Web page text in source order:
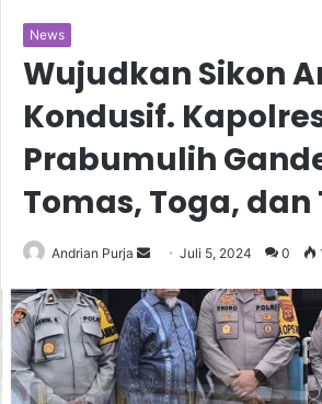
News
Wujudkan Sikon
Kondusif.
Prabumulih
Tomas, Toga, dan
Andrian Purja
Send
email
Juli 5, 2024 0